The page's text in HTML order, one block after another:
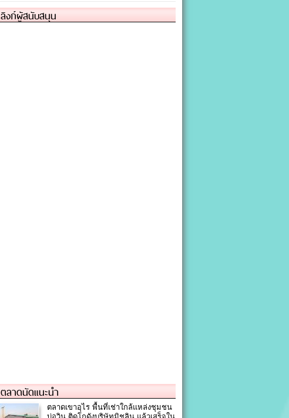
ลิงก์ผู้สนับสนุน
ตลาดนัดแนะนำ
ตลาดเขาอุไร พื้นที่เช่าใกล้แหล่งชุมชน